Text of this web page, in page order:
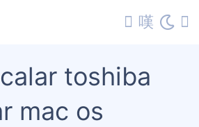
toshiba
mac os